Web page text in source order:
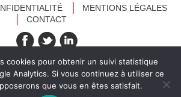
MENTIONS LÉGALES
CONTACT
cookies pour obtenir un suivi statistique
Analytics. Si vous continuez à utiliser ce
que vous en êtes satisfait.